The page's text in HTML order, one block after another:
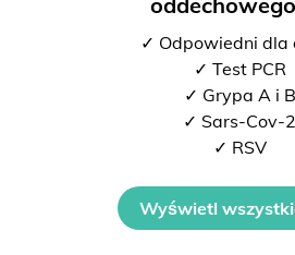
✓ Odpowiedni dla
✓ Test PCR
✓ Grypa A i B
✓ Sars-Cov-2
✓ RSV
Wyświetl